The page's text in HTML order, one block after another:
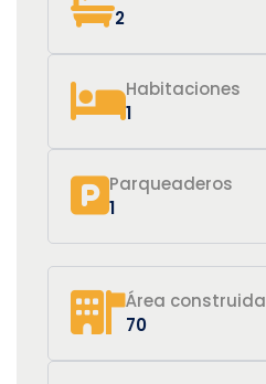
2
Habitaciones
1
Parqueaderos
1
Área construida
70